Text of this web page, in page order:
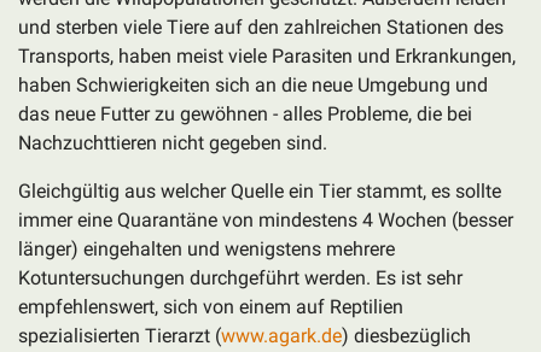
und sterben viele Tiere auf den zahlreichen Stationen des
Transports, haben meist viele Parasiten und Erkrankungen,
haben Schwierigkeiten sich an die neue Umgebung und
das neue Futter zu gewöhnen - alles Probleme, die bei
Nachzuchttieren nicht gegeben sind.
Gleichgültig aus welcher Quelle ein Tier stammt, es sollte
immer eine Quarantäne von mindestens 4 Wochen (besser
länger) eingehalten und wenigstens mehrere
Kotuntersuchungen durchgeführt werden. Es ist sehr
empfehlenswert, sich von einem auf Reptilien
spezialisierten Tierarzt (www.agark.de) diesbezüglich